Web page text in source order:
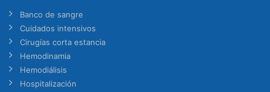
Banco de sangre
Cuidados intensivos
Cirugías corta estancia
Hemodinamia
Hemodiálisis
Hospitalización